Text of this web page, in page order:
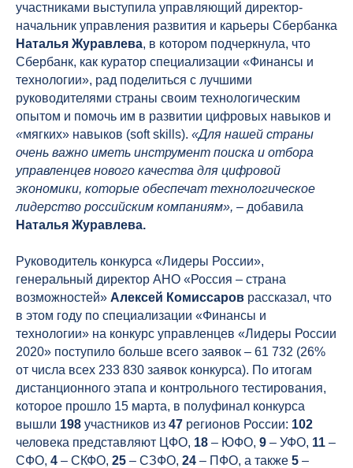
участниками выступила управляющий директор-
начальник управления развития и карьеры Сбербанка
Наталья Журавлева, в котором подчеркнула, что
Сбербанк, как куратор специализации «Финансы и
технологии», рад поделиться с лучшими
руководителями страны своим технологическим
опытом и помочь им в развитии цифровых навыков и
«мягких» навыков (soft skills). «Для нашей страны
очень важно иметь инструмент поиска и отбора
управленцев нового качества для цифровой
экономики, которые обеспечат технологическое
лидерство российским компаниям», – добавила
Наталья Журавлева.
Руководитель конкурса «Лидеры России»,
генеральный директор АНО «Россия – страна
возможностей» Алексей Комиссаров рассказал, что
в этом году по специализации «Финансы и
технологии» на конкурс управленцев «Лидеры России
2020» поступило больше всего заявок – 61 732 (26%
от числа всех 233 830 заявок конкурса). По итогам
дистанционного этапа и контрольного тестирования,
которое прошло 15 марта, в полуфинал конкурса
вышли 198 участников из 47 регионов России: 102
человека представляют ЦФО, 18 – ЮФО, 9 – УФО, 11 –
СФО, 4 – СКФО, 25 – СЗФО, 24 – ПФО, а также 5 –